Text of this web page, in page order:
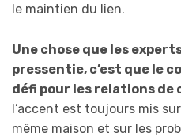
le maintien du lien.
Une chose que les
pressentie, c’est que le
défi pour les relations de
l’accent est toujours mis
même maison et sur les